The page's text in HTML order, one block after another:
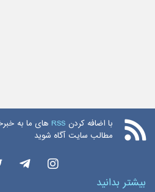
با اضافه کردن RSS های ما به
مطالب سایت آگاه شوید
بیشتر بدانید